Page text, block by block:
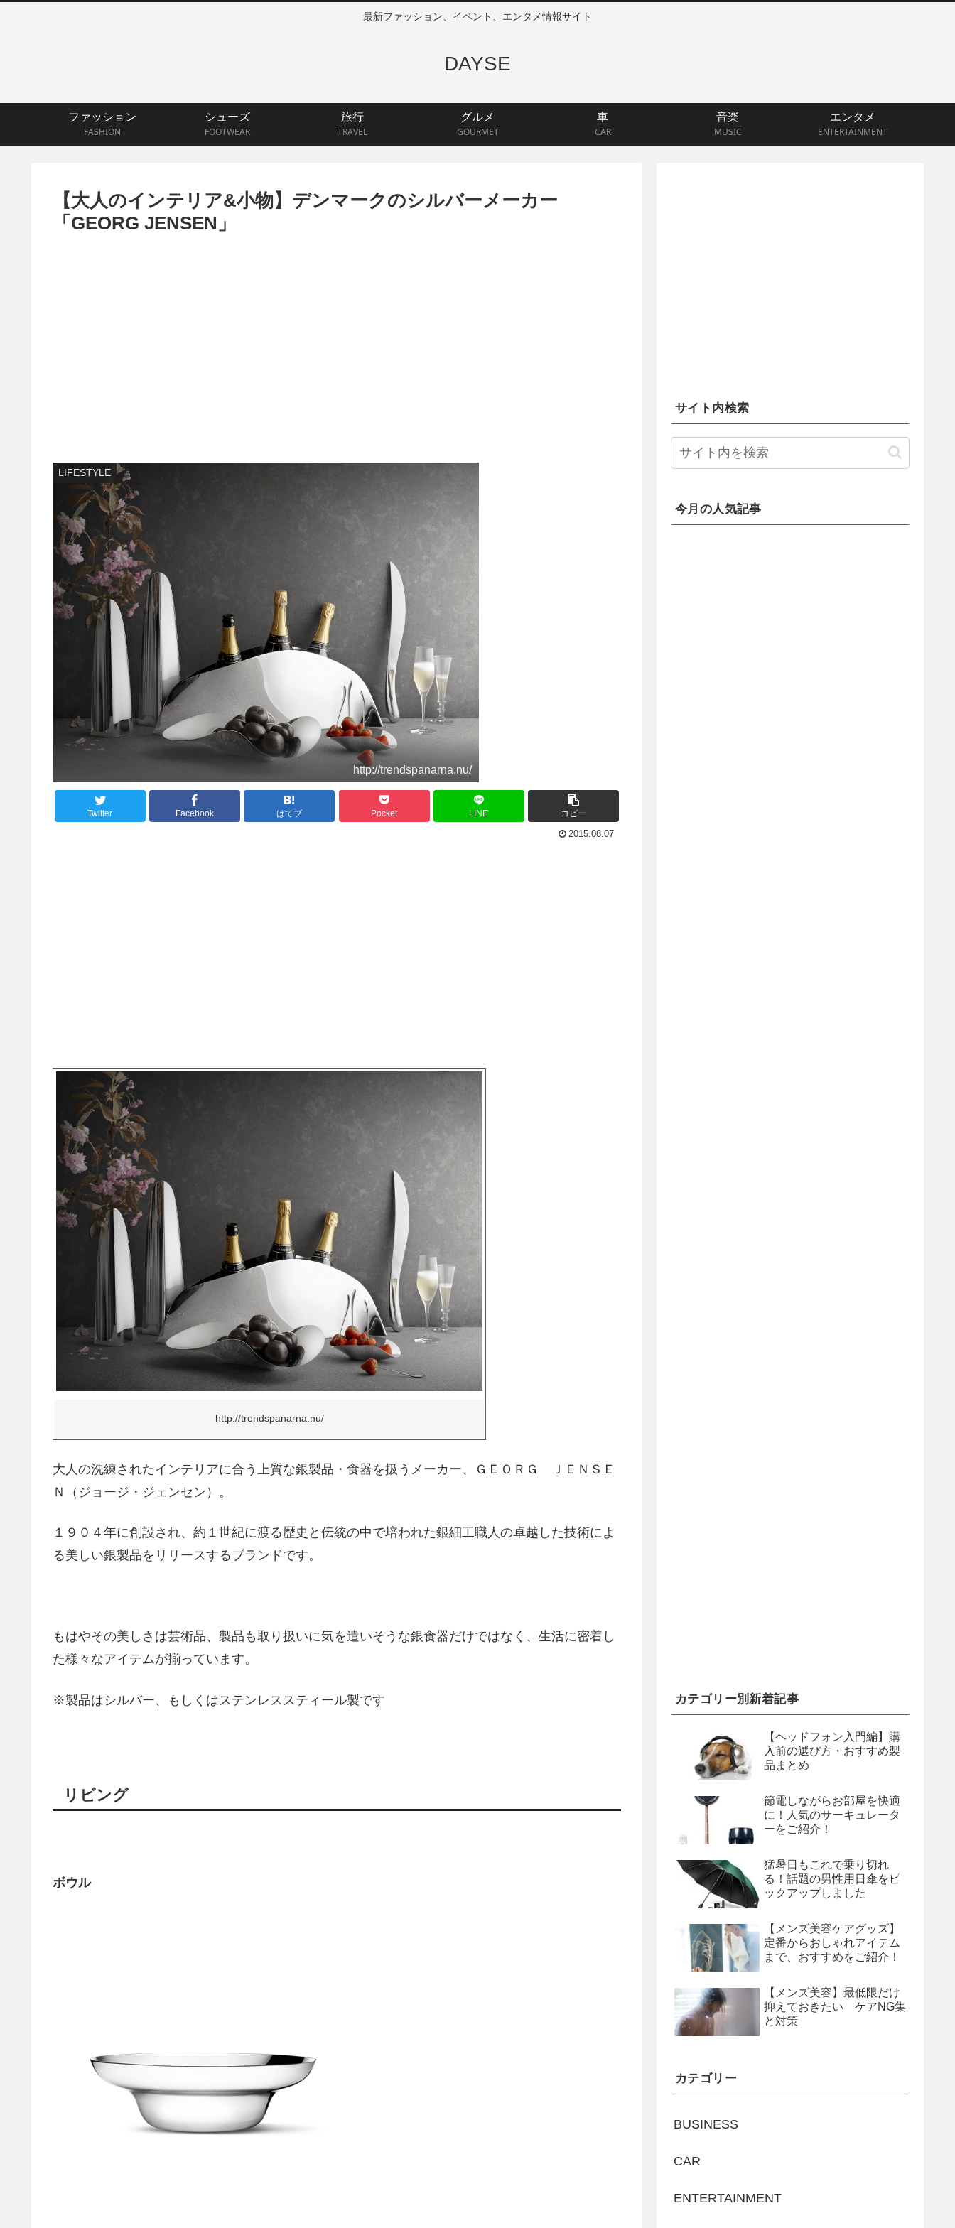
最新ファッション、イベント、エンタメ情報サイト
DAYSE
ファッション
FASHION
シューズ
FOOTWEAR
旅行
TRAVEL
グルメ
GOURMET
車
CAR
音楽
MUSIC
エンタメ
ENTERTAINMENT
【大人のインテリア&小物】デンマークのシルバーメーカー
「GEORG JENSEN」
LIFESTYLE
http://trendspanarna.nu/
Twitter Facebook はてブ Pocket LINE コピー
2015.08.07
http://trendspanarna.nu/
大人の洗練されたインテリアに合う上質な銀製品・食器を扱うメーカー、ＧＥＯＲＧ ＪＥＮＳＥ
Ｎ（ジョージ・ジェンセン）。
１９０４年に創設され、約１世紀に渡る歴史と伝統の中で培われた銀細工職人の卓越した技術によ
る美しい銀製品をリリースするブランドです。
もはやその美しさは芸術品、製品も取り扱いに気を遣いそうな銀食器だけではなく、生活に密着し
た様々なアイテムが揃っています。
※製品はシルバー、もしくはステンレススティール製です
リビング
ボウル
サイト内検索
今月の人気記事
カテゴリー別新着記事
【ヘッドフォン入門編】購
入前の選び方・おすすめ製
品まとめ
節電しながらお部屋を快適
に！人気のサーキュレータ
ーをご紹介！
猛暑日もこれで乗り切れ
る！話題の男性用日傘をピ
ックアップしました
【メンズ美容ケアグッズ】
定番からおしゃれアイテム
まで、おすすめをご紹介！
【メンズ美容】最低限だけ
抑えておきたい ケアNG集
と対策
カテゴリー
BUSINESS
CAR
ENTERTAINMENT